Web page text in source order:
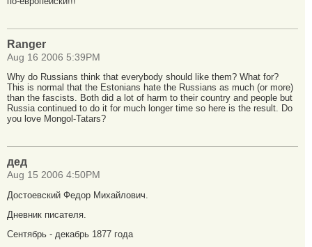
Ranger
Aug 16 2006 5:39PM
Why do Russians think that everybody should like them? What for?
This is normal that the Estonians hate the Russians as much (or more)
than the fascists. Both did a lot of harm to their country and people but
Russia continued to do it for much longer time so here is the result. Do
you love Mongol-Tatars?
дед
Aug 15 2006 4:50PM
Достоевский Федор Михайлович.
Дневник писателя.
Сентябрь - декабрь 1877 года